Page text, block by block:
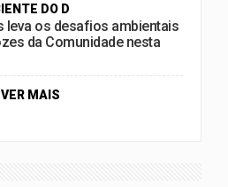
DO D
leva os desafios ambientais
da Comunidade nesta
VER MAIS